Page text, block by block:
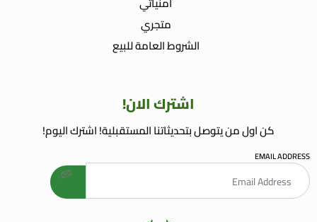
متجري
الشروط العامة للبيع
اشترك الان!
كن اول من يتوصل بتحديثاتنا المستقبلية! اشترك اليوم!
EMAIL ADDRESS
welcome gift